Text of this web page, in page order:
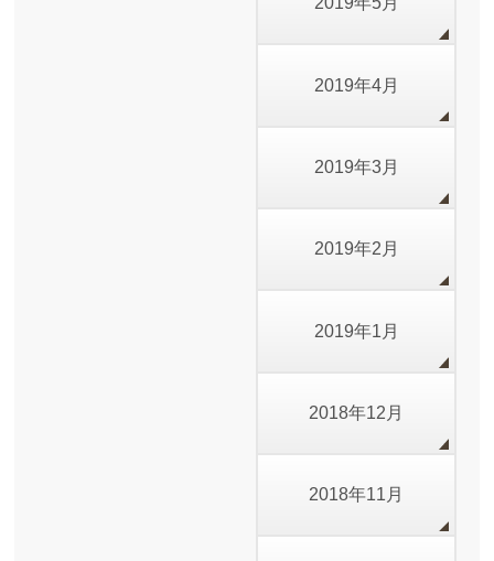
2019年4月
2019年3月
2019年2月
2019年1月
2018年12月
2018年11月